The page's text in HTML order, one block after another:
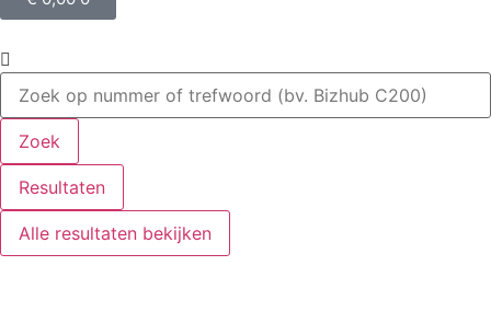
Zoek
Resultaten
Alle resultaten bekijken